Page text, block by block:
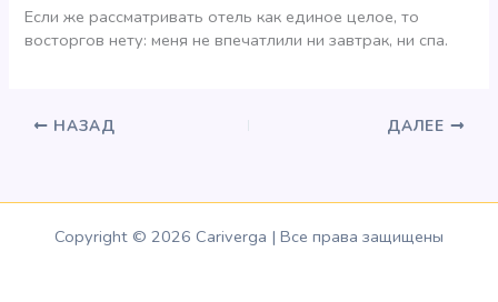
Если же рассматривать отель как единое целое, то
восторгов нету: меня не впечатлили ни завтрак, ни спа.
НАЗАД ДАЛЕЕ
Copyright © 2026 Cariverga | Все права защищены